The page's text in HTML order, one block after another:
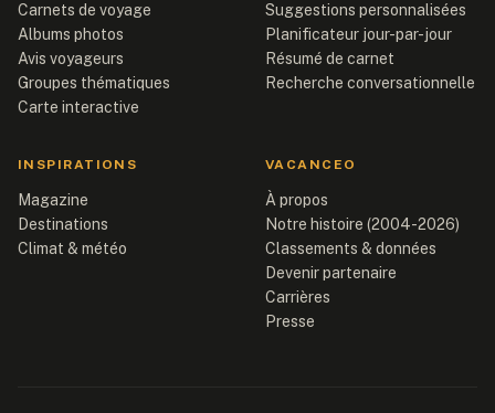
Carnets de voyage
Albums photos
Avis voyageurs
Groupes thématiques
Carte interactive
Suggestions personnalisées
Planificateur jour-par-jour
Résumé de carnet
Recherche conversationnelle
INSPIRATIONS
Magazine
Destinations
Climat & météo
VACANCEO
À propos
Notre histoire (2004-2026)
Classements & données
Devenir partenaire
Carrières
Presse